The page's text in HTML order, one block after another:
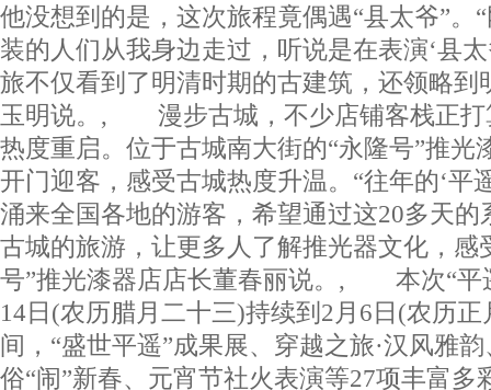
他没想到的是，这次旅程竟偶遇“县太爷”。
装的人们从我身边走过，听说是在表演‘县
旅不仅看到了明清时期的古建筑，还领略到
玉明说。, 漫步古城，不少店铺客栈正打
热度重启。位于古城南大街的“永隆号”推光
开门迎客，感受古城热度升温。“往年的‘平
涌来全国各地的游客，希望通过这20多天的
古城的旅游，让更多人了解推光器文化，感
号”推光漆器店店长董春丽说。, 本次“平
14日(农历腊月二十三)持续到2月6日(农历
间，“盛世平遥”成果展、穿越之旅·汉风雅
俗“闹”新春、元宵节社火表演等27项丰富多